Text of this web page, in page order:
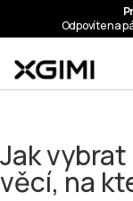
Jak
věcí, na